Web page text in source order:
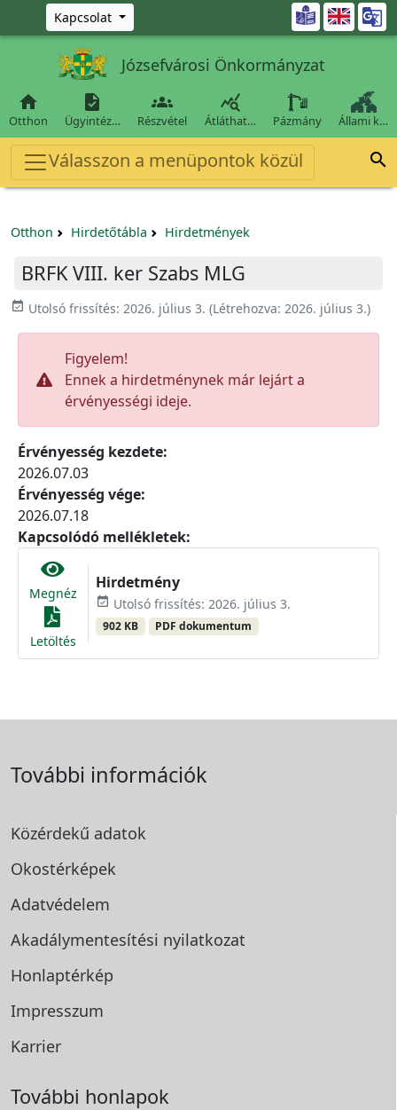
Ugrás a fő tartalomra
Kapcsolat 
Józsefvárosi Önkormányzat

Otthon

Ügyintéz…

Részvétel

Átláthat… Pázmány Állami k…
Válasszon a menüpontok közül 
Otthon Hirdetőtábla Hirdetmények
BRFK VIII. ker Szabs MLG
event_available Utolsó frissítés: 2026. július 3. (Létrehozva: 2026. július 3.)
Figyelem!
Ennek a hirdetménynek már lejárt a
érvényességi ideje.
Érvényesség kezdete:
2026.07.03
Érvényesség vége:
2026.07.18
Kapcsolódó mellékletek:
Megnéz
Letöltés
Hirdetmény
event_available Utolsó frissítés: 2026. július 3.
902 KB PDF dokumentum
További információk
Közérdekű adatok
Okostérképek
Adatvédelem
Akadálymentesítési nyilatkozat
Honlaptérkép
Impresszum
Karrier
További honlapok